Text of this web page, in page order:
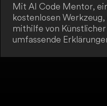
Mit AI Code Mentor,
kostenlosen
mithilfe von
umfassende